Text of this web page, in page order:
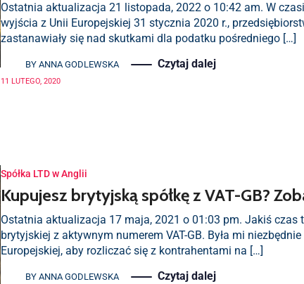
Ostatnia aktualizacja 21 listopada, 2022 o 10:42 am. W
wyjścia z Unii Europejskiej 31 stycznia 2020 r.,
zastanawiały się nad skutkami dla podatku pośredniego […]
BY ANNA GODLEWSKA Czytaj dalej
11 LUTEGO, 2020
Spółka LTD w Anglii
Kupujesz brytyjską spółkę z VAT-GB?
Ostatnia aktualizacja 17 maja, 2021 o 01:03 pm. Jakiś czas
brytyjskiej z aktywnym numerem VAT-GB. Była mi
Europejskiej, aby rozliczać się z kontrahentami na […]
BY ANNA GODLEWSKA Czytaj dalej